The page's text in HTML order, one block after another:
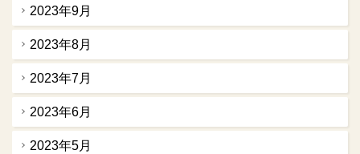
2023年9月
2023年8月
2023年7月
2023年6月
2023年5月